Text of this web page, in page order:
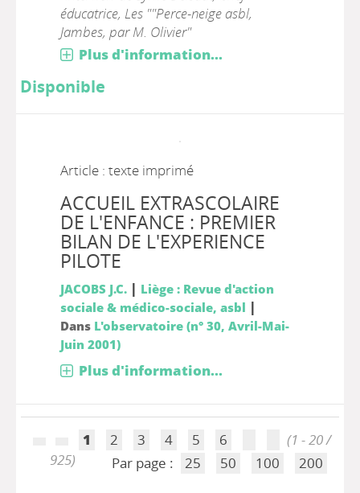
éducatrice, Les ""Perce-neige asbl,
Jambes, par M. Olivier"
Plus d'information...
Disponible
Article : texte imprimé
ACCUEIL EXTRASCOLAIRE
DE L'ENFANCE : PREMIER
BILAN DE L'EXPERIENCE
PILOTE
JACOBS J.C. | Liège : Revue d'action
sociale & médico-sociale, asbl |
Dans L'observatoire (n° 30, Avril-Mai-
Juin 2001)
Plus d'information...
1 2 3 4 5 6
(1 - 20 /
925)
Par page : 25 50 100 200